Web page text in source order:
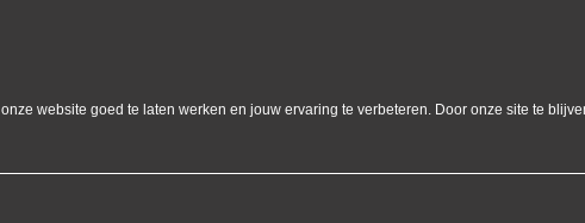
website goed te laten werken en jouw ervaring te verbeteren. Door onze site te